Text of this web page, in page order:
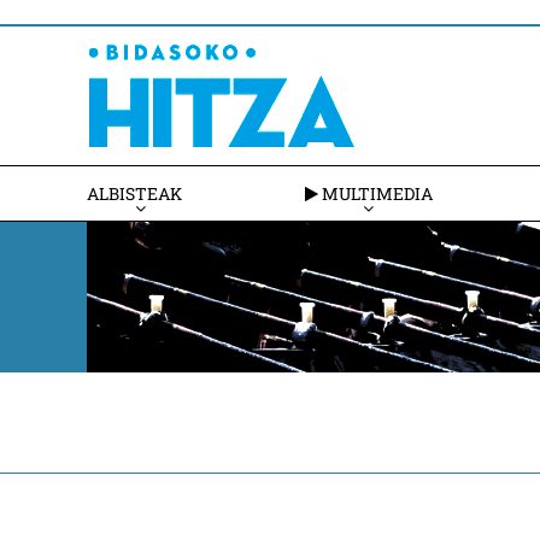
ALBISTEAK MULTIMEDIA